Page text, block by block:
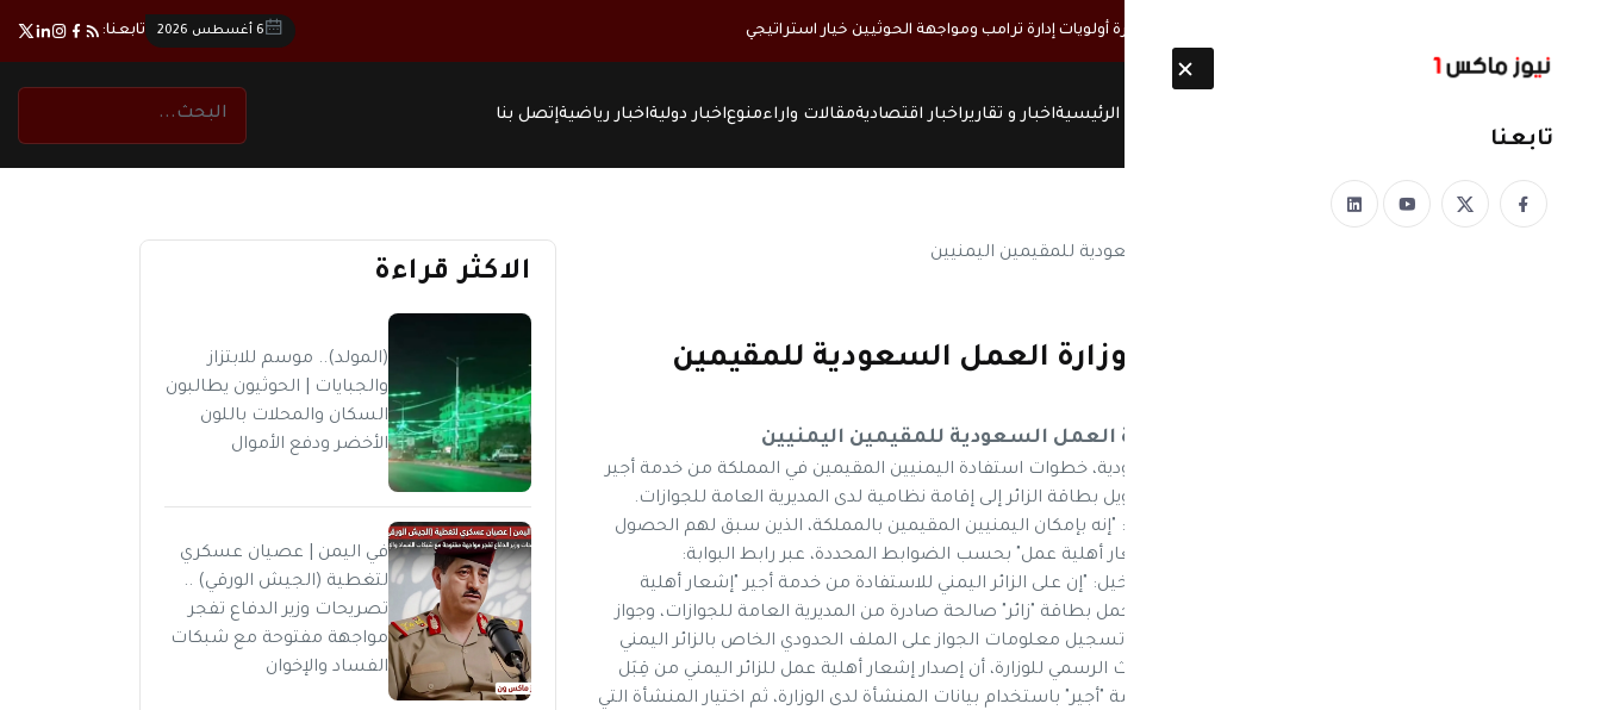
القائم بأعمال السفارة الأمريكية: اليمن في صدارة أولويات إدارة ترامب ومواجهة الحوثيين خيار استراتيجي 6 أغسطس 2026 تابعنا:
الرئيسيةاخبار و تقاريراخبار اقتصاديةمقالات واراءمنوعاخبار دوليةاخبار رياضيةإتصل بنا
تابعنا
للمغتربين| تعليمات من وزارة العمل السعودية للمقيمين
تعليمات من وزارة العمل السعودية للمقيمين اليمنيين
نيوز ماكس نيو - أوضحت وزارة العمل السعودية، خطوات استفادة اليمنيين المقيمين في المملكة من خدمة أجير
"إشعار أهلية عمل"، والتي ستمكنهم من تحويل بطاقة الزائر إلى إقامة نظامية لدى المديرية العامة للجوازات.
وقال المتحدث الرسمي للوزارة خالد أبا الخيل: "إنه بإمكان اليمنيين المقيمين بالمملكة، الذين سبق لهم الحصول
على هوية زائر، الاستفادةُ من خدمة أجير "إشعار أهلية عمل" بحسب الضوابط المحددة، عبر رابط البوابة:
https://visitors.ajeer.com.sa". وأضاف أبا الخيل: "إن على الزائر اليمني للاستفادة من خدمة أجير "إشعار أهلية
عمل"، أن يتراوح عمره بين 18- 60 عاماً، وأن يحمل بطاقة "زائر" صالحة صادرة من المديرية العامة للجوازات، وجواز
سفر من الحكومة الشرعية اليمنية، وأن يتم تسجيل معلومات الجواز على الملف الحدودي الخاص بالزائر اليمني
لدى المديرية العامة للجوازات". وأبان المتحدث الرسمي للوزارة، أن إصدار إشعار أهلية عمل للزائر اليمني من قِبَل
المنشآت؛ يتم من خلال تسجيل الدخول لخدمة "أجير" باستخدام بيانات المنشأة لدى الوزارة، ثم اختيار المنشأة التي
الاكثر قراءة
(المولد).. موسم للابتزاز
والجبايات | الحوثيون يطالبون
السكان والمحلات باللون
الأخضر ودفع الأموال
في اليمن | عصيان عسكري
لتغطية (الجيش الورقي) ..
تصريحات وزير الدفاع تفجر
مواجهة مفتوحة مع شبكات
الفساد والإخوان